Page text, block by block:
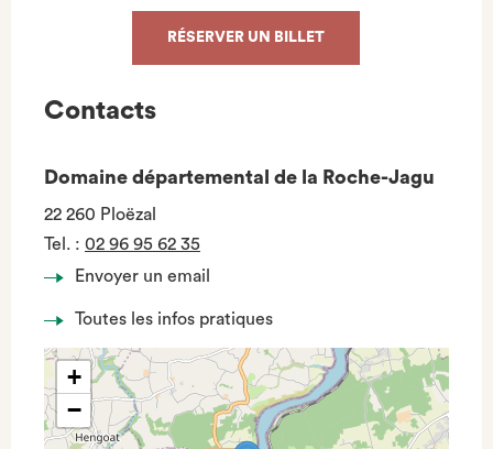
RÉSERVER UN BILLET
Contacts
Domaine départemental de la Roche-Jagu
22 260 Ploëzal
Tel. : 02 96 95 62 35
Envoyer un email
Toutes les infos pratiques
+
−